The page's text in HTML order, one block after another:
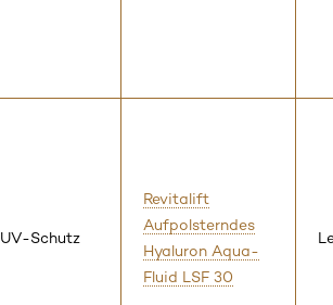
UV-Schutz
Revitalift
Aufpolsterndes
Hyaluron Aqua-
Fluid LSF 30